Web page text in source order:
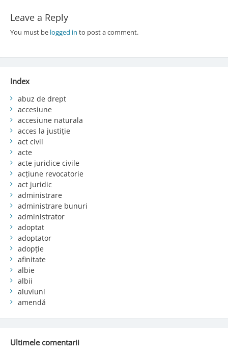
Leave a Reply
You must be logged in to post a comment.
Index
abuz de drept
accesiune
accesiune naturala
acces la justiție
act civil
acte
acte juridice civile
acțiune revocatorie
act juridic
administrare
administrare bunuri
administrator
adoptat
adoptator
adopție
afinitate
albie
albii
aluviuni
amendă
Ultimele comentarii